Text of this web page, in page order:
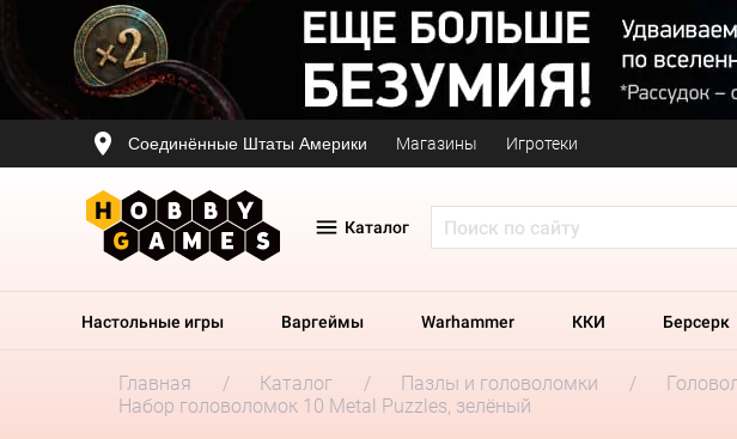
Соединённые Штаты Америки Магазины Игротеки
Каталог
Настольные игры Варгеймы Warhammer ККИ Берсерк
Главная Каталог Пазлы и головоломки
Набор головоломок 10 Metal Puzzles, зелёный